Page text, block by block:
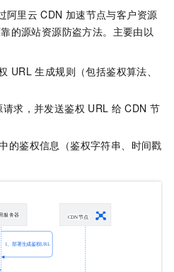
阿里云 CDN 加速节点与客户资源
的源站资源防盗方法。主要由以
URL 生成规则（包括鉴权算法、
求，并发送鉴权 URL 给 CDN 节
的鉴权信息（鉴权字符串、时间戳